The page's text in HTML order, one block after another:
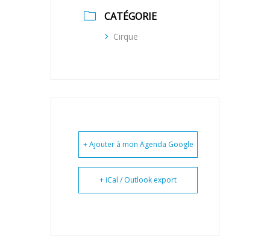
CATÉGORIE
Cirque
+ Ajouter à mon Agenda Google
+ iCal / Outlook export